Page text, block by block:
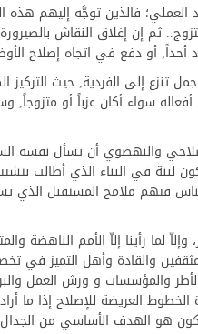
فالذين توجَّه إليهم هذه
ثم إن إغلاق النقاش
أحداً, أو دفع في اتجاه إصلاح
تنزع إلى الفردية, حيث التركيز
سواء أكان عزباً أو متزوجاً,
والنهضوي أن يسأل نفسه
لبنة في البناء الذي أطالب
فيهم ملامح المستقبل الذي
رأينا إلاّ الأمم الناهضة
والقادة وأهل التميز
والمؤسسات و ورش العمل
العريضة للإصلاح إذا ما
هو الهدف الأساسي من الجدال